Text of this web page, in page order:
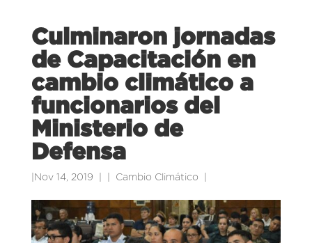
Culminaron jornadas
de Capacitación en
cambio climático a
funcionarios del
Ministerio de
Defensa
Nov 14, 2019 Cambio Climático